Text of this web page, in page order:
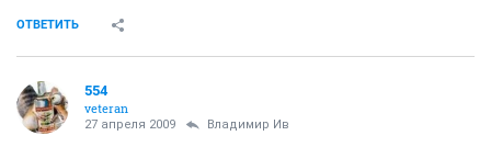
ОТВЕТИТЬ
554
veteran
27 апреля 2009 Владимир Ив